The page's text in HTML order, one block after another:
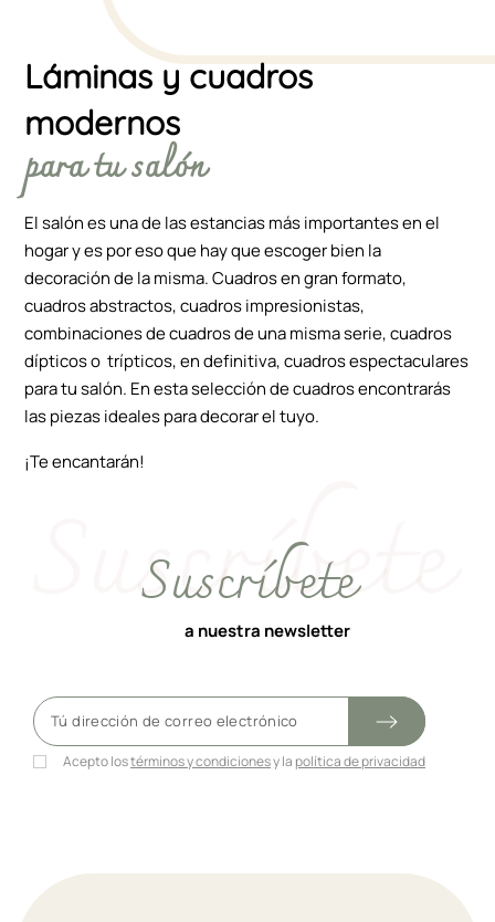
Láminas y cuadros
modernos
para tu salón
El salón es una de las estancias más importantes en el
hogar y es por eso que hay que escoger bien la
decoración de la misma. Cuadros en gran formato,
cuadros abstractos, cuadros impresionistas,
combinaciones de cuadros de una misma serie, cuadros
dípticos o trípticos, en definitiva, cuadros espectaculares
para tu salón. En esta selección de cuadros encontrarás
las piezas ideales para decorar el tuyo.
¡Te encantarán!
Suscríbete
a nuestra newsletter
Acepto lostérminos y condicionesy la política de privacidad